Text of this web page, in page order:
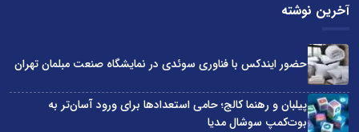
آخرین نوشته
حضور ایندکس با فناوری سوئدی در نمایشگاه صنعت مبلمان تهران
پیلبان و رهنما کالج؛ حامی استعدادها برای ورود آسان‌تر به
بوت‌کمپ سوشال مدیا